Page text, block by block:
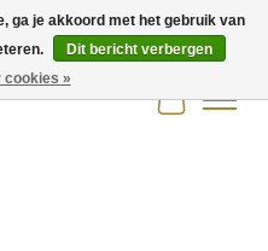
ga je akkoord met het gebruik van
Dit bericht verbergen
cookies »